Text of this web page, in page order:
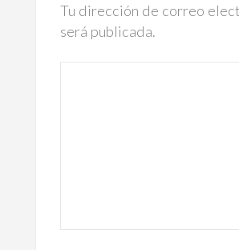
Tu dirección de correo
será publicada.